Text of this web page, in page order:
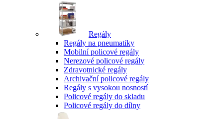
Regály
Regály na pneumatiky
Mobilní policové regály
Nerezové policové regály
Zdravotnické regály
Archivační policové regály
Regály s vysokou nosností
Policové regály do skladu
Policové regály do dílny